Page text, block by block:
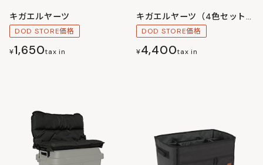
キガエルヤーツ
DOD STORE価格
¥1,650tax in
キガエルヤーツ（4色セット）
DOD STORE価格
¥4,400tax in